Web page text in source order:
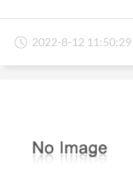
2022-8-12 11:50:29